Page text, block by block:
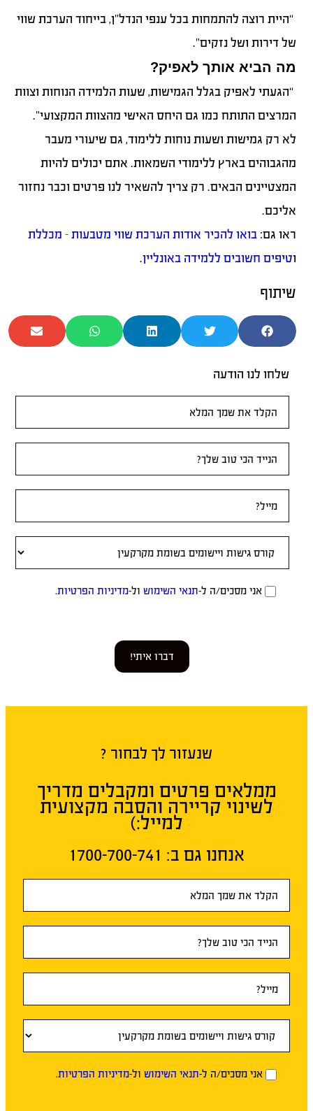
“היית רוצה להתמחות בכל ענפי הנדל”ן, בייחוד הערכת שווי
של דירות ושל נזקים”.
מה הביא אותך לאפיק?
“הגעתי לאפיק בגלל הגמישות, שעות הלמידה הנוחות וצוות
המרצים התותח כמו גם היחס האישי מהצוות המקצועי”.
לא רק גמישות ושעות נוחות ללימוד, גם שיעורי מעבר
מהגבוהים בארץ ללימודי השמאות. אתם יכולים להיות
המצטיינים הבאים. רק צריך להשאיר לנו פרטים וכבר נחזור
אליכם.
ראו גם:בואו להכיר אודות הערכת שווי מטבעות – מכללת
וטיפים חשובים ללמידה באונליין.
שיתוף
שלחו לנו הודעה
ראשי
אני מסכים/ה ל-תנאי השימוש ול-מדיניות הפרטיות.
דברו איתי!
שנעזור לך לבחור ?
ממלאים פרטים ומקבלים מדריך
לשינוי קריירה והסבה מקצועית
למייל:)
אנחנו גם ב:​ 1700-700-741
ראשי
אני מסכים/ה ל-תנאי השימוש ול-מדיניות הפרטיות.